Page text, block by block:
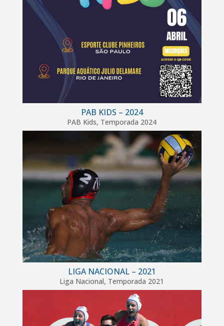
PAB KIDS – 2024
PAB Kids, Temporada 2024
LIGA NACIONAL – 2021
Liga Nacional, Temporada 2021